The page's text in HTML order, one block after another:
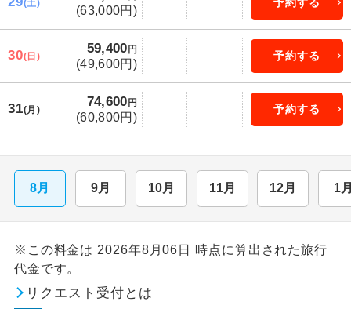
(土)
(63,000円)
予約する
30(日)
59,400 円
(49,600円)
予約する
31(月)
74,600 円
(60,800円)
予約する
8月 9月 10月 11月 12月 1
※この料金は 2026年8月06日 時点に算出された旅行
代金です。
リクエスト受付とは